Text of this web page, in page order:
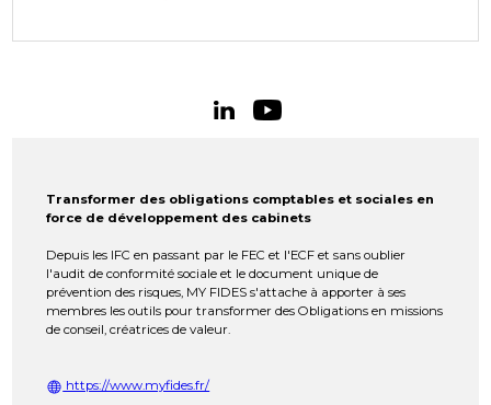
Transformer des obligations comptables et sociales en
force de développement des cabinets
Depuis les IFC en passant par le FEC et l'ECF et sans oublier
l'audit de conformité sociale et le document unique de
prévention des risques, MY FIDES s'attache à apporter à ses
membres les outils pour transformer des Obligations en missions
de conseil, créatrices de valeur.
https://www.myfides.fr/